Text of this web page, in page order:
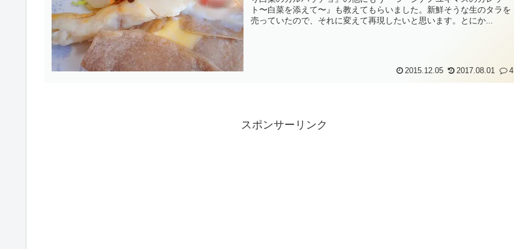
ト〜白菜を添えて〜』も教えてもらいました。新鮮そうな生のタラを
売っていたので、それに変えて再現したいと思います。とにか...
2015.12.05 2017.08.01 4
スポンサーリンク